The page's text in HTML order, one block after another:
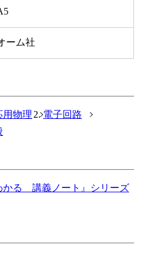
ーム社
用物理
電子回路
かる 講義ノート』シリーズ